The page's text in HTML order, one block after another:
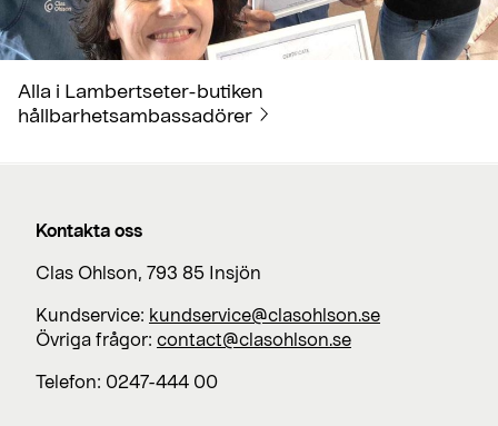
Alla i Lambertseter-butiken
hållbarhetsambassadörer
Kontakta oss
Clas Ohlson, 793 85 Insjön
Kundservice: kundservice@clasohlson.se
Övriga frågor: contact@clasohlson.se
Telefon: 0247-444 00